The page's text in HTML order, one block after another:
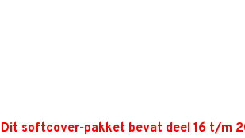
Dit softcover-pakket bevat deel 16 t/m